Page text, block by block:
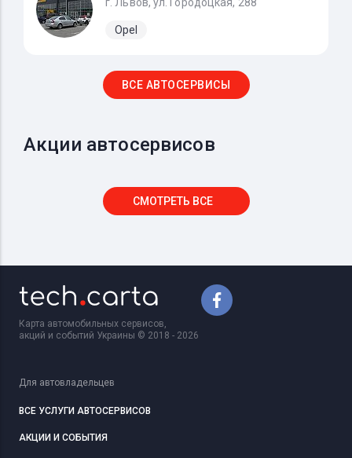
Opel
ВСЕ АВТОСЕРВИСЫ
Акции автосервисов
СМОТРЕТЬ ВСЕ
Карта автомобильных сервисов,
акций и событий Украины © 2018 - 2026
Для автовладельцев
ВСЕ УСЛУГИ АВТОСЕРВИСОВ
АКЦИИ И СОБЫТИЯ